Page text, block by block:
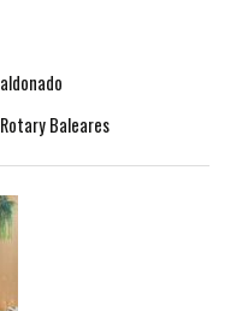
Rotary Baleares